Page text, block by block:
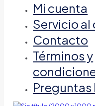
Mi cuenta
Servicio al
Contacto
Términos y
Preguntas